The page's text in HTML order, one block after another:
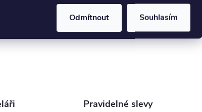
Odmítnout Souhlasím
Pravidelné slevy